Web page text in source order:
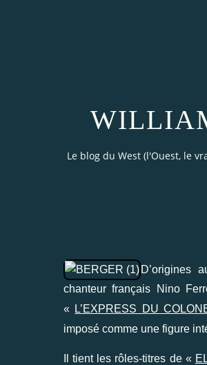
Le blog du West (l'Ouest, le
D’origines
chanteur français Nino
«
L’EXPRESS DU
imposé comme une figure
Il tient les rôles-titres de «